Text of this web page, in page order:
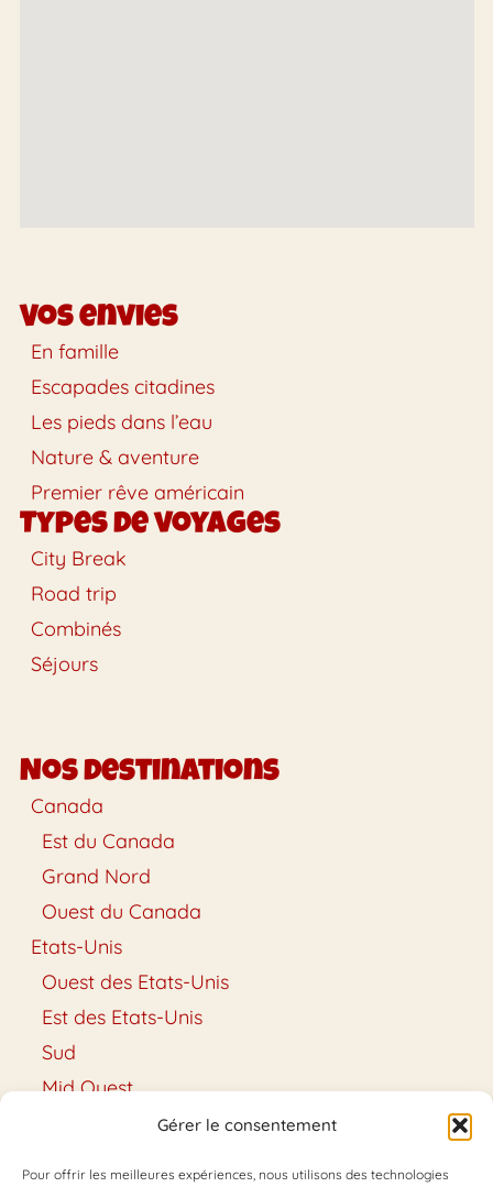
Gérer le consentement
Pour offrir les meilleures expériences, nous utilisons des technologies
Vos envies
En famille
Escapades citadines
Les pieds dans l’eau
Nature & aventure
Premier rêve américain
Types de voyages
City Break
Road trip
Combinés
Séjours
Nos destinations
Canada
Est du Canada
Grand Nord
Ouest du Canada
Etats-Unis
Ouest des Etats-Unis
Est des Etats-Unis
Sud
Mid Ouest